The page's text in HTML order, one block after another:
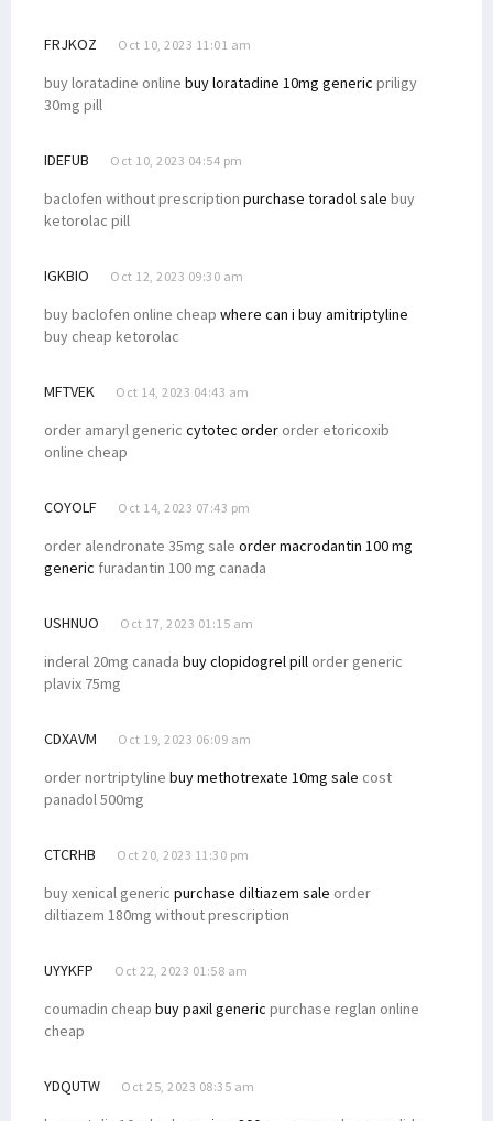
FRJKOZ Oct 10, 2023 11:01 am
buy loratadine online buy loratadine 10mg generic priligy
30mg pill
IDEFUB Oct 10, 2023 04:54 pm
baclofen without prescription purchase toradol sale buy
ketorolac pill
IGKBIO Oct 12, 2023 09:30 am
buy baclofen online cheap where can i buy amitriptyline
buy cheap ketorolac
MFTVEK Oct 14, 2023 04:43 am
order amaryl generic cytotec order order etoricoxib
online cheap
COYOLF Oct 14, 2023 07:43 pm
order alendronate 35mg sale order macrodantin 100 mg
generic furadantin 100 mg canada
USHNUO Oct 17, 2023 01:15 am
inderal 20mg canada buy clopidogrel pill order generic
plavix 75mg
CDXAVM Oct 19, 2023 06:09 am
order nortriptyline buy methotrexate 10mg sale cost
panadol 500mg
CTCRHB Oct 20, 2023 11:30 pm
buy xenical generic purchase diltiazem sale order
diltiazem 180mg without prescription
UYYKFP Oct 22, 2023 01:58 am
coumadin cheap buy paxil generic purchase reglan online
cheap
YDQUTW Oct 25, 2023 08:35 am